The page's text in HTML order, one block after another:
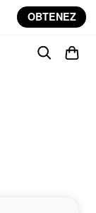
OBTENEZ